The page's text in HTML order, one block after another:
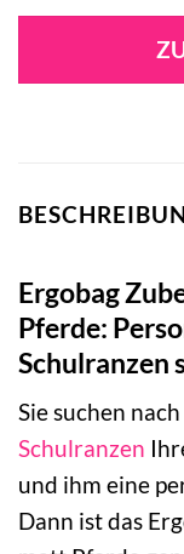
Ergobag
Pferde:
Schulranzen
Sie suchen
Schulranzen
und ihm eine
Dann ist das